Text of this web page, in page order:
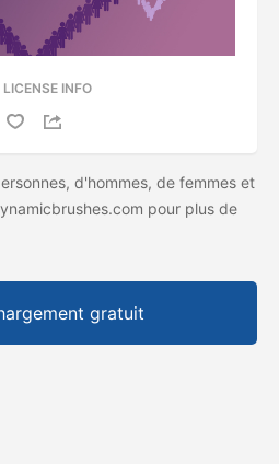
LICENSE INFO
d'hommes, de femmes et
pour plus de
gratuit